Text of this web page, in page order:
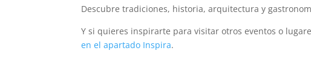
Descubre tradiciones, historia, arquitectura y
Y si quieres inspirarte para visitar otros eventos o
en el apartado Inspira.